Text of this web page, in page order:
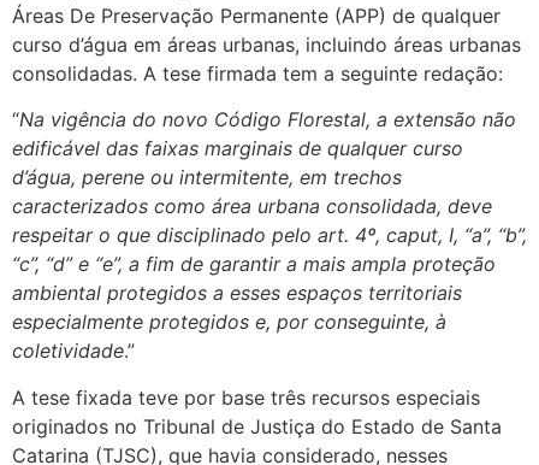
Áreas De Preservação Permanente (APP) de qualquer
curso d’água em áreas urbanas, incluindo áreas urbanas
consolidadas. A tese firmada tem a seguinte redação:
“Na vigência do novo Código Florestal, a extensão não
edificável das faixas marginais de qualquer curso
d’água, perene ou intermitente, em trechos
caracterizados como área urbana consolidada, deve
respeitar o que disciplinado pelo art. 4º, caput, I, “a”, “b”,
“c”, “d” e “e”, a fim de garantir a mais ampla proteção
ambiental protegidos a esses espaços territoriais
especialmente protegidos e, por conseguinte, à
coletividade.”
A tese fixada teve por base três recursos especiais
originados no Tribunal de Justiça do Estado de Santa
Catarina (TJSC), que havia considerado, nesses